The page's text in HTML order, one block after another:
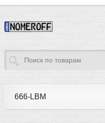
666-LBM